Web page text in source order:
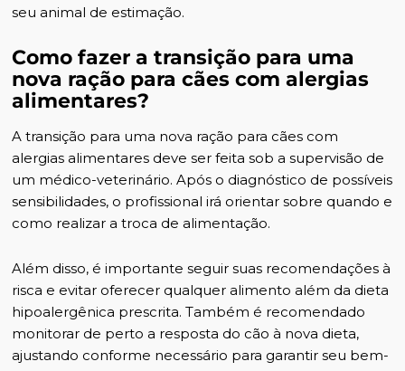
seu animal de estimação.
Como fazer a transição para uma
nova ração para cães com alergias
alimentares?
A transição para uma nova ração para cães com
alergias alimentares deve ser feita sob a supervisão de
um médico-veterinário. Após o diagnóstico de possíveis
sensibilidades, o profissional irá orientar sobre quando e
como realizar a troca de alimentação.
Além disso, é importante seguir suas recomendações à
risca e evitar oferecer qualquer alimento além da dieta
hipoalergênica prescrita. Também é recomendado
monitorar de perto a resposta do cão à nova dieta,
ajustando conforme necessário para garantir seu bem-